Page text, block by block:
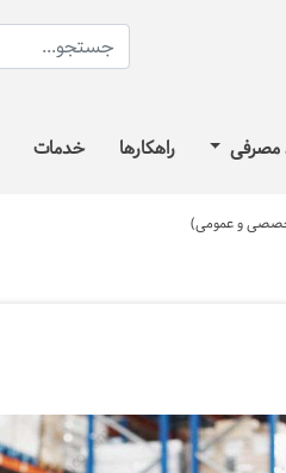
مصرفی راهکارها خدمات
و عمومی)